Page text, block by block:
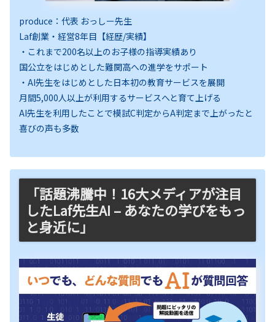
produce：代表 おっしー先生
Laf創業・経営8年目【経歴/実績】
・これまで200名以上のお子様の指導実績あり
国公立をはじめとした難関高への進学をサポート
・AI先生をはじめとした日本初の教育サービスを展開
月間5,000人以上が利用するサービスへと育て上げる
AI先生を利用したことで模試C判定からA判定まで上がったと
喜びの声も多数
「話題沸騰中！16大メディアが注目
したLaf先生AI – あなたの学びをもっ
と身近に」